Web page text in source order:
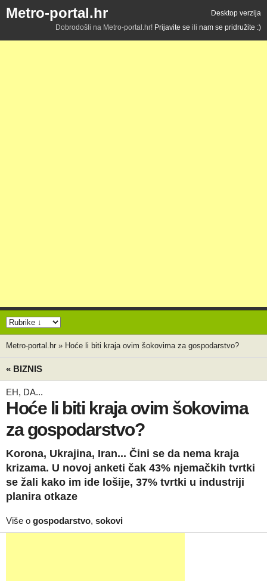
Metro-portal.hr
Desktop verzija
Dobrodošli na Metro-portal.hr! Prijavite se ili nam se pridružite :)
Metro-portal.hr » Hoće li biti kraja ovim šokovima za gospodarstvo?
« BIZNIS
EH, DA...
Hoće li biti kraja ovim šokovima
za gospodarstvo?
Korona, Ukrajina, Iran... Čini se da nema kraja
krizama. U novoj anketi čak 43% njemačkih tvrtki
se žali kako im ide lošije, 37% tvrtki u industriji
planira otkaze
Više o gospodarstvo, sokovi